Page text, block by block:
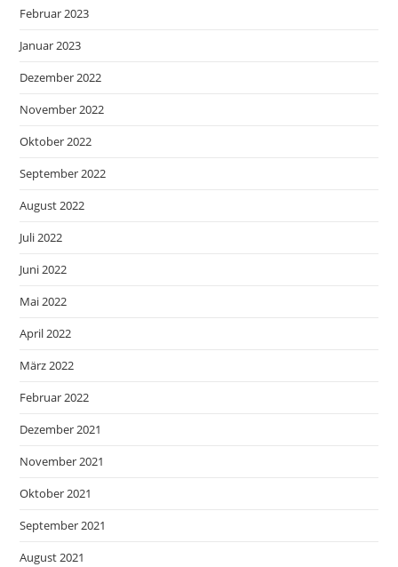
Februar 2023
Januar 2023
Dezember 2022
November 2022
Oktober 2022
September 2022
August 2022
Juli 2022
Juni 2022
Mai 2022
April 2022
März 2022
Februar 2022
Dezember 2021
November 2021
Oktober 2021
September 2021
August 2021